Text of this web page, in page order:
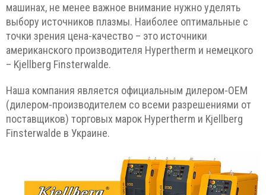
машинах, не менее важное внимание нужно уделять
выбору источников плазмы. Наиболее оптимальные с
точки зрения цена-качество – это источники
американского производителя Hypertherm и немецкого
– Kjellberg Finsterwalde.
Наша компания является официальным дилером-ОЕМ
(дилером-производителем со всеми разрешениями от
поставщиков) торговых марок Hypertherm и Kjellberg
Finsterwalde в Украине.